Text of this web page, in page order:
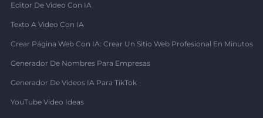
Editor De Video Con IA
Texto A Video Con IA
Crear Página Web Con IA: Crear Un Sitio Web Profesional En Minutos
Generador De Nombres Para Empresas
Generador De Videos IA Para TikTok
YouTube Video Ideas